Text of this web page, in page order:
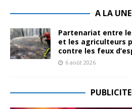
A LA UNE
Partenariat entre
et les agriculteurs
contre les feux
6 août 2026